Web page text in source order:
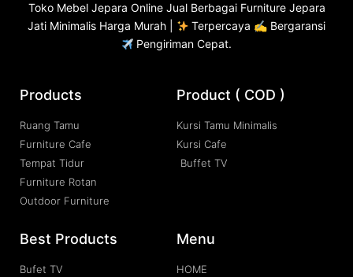
Toko Mebel Jepara Online Jual Berbagai Furniture Jepara
Jati Minimalis Harga Murah |
Terpercaya ✍ Bergaransi
Pengiriman Cepat.
Products
Ruang Tamu
Furniture Cafe
Tempat Tidur
Furniture Rotan
Outdoor Furniture
Product ( COD )
Kursi Tamu Minimalis
Kursi Cafe
Buffet TV
Best Products
Bufet TV
Menu
HOME